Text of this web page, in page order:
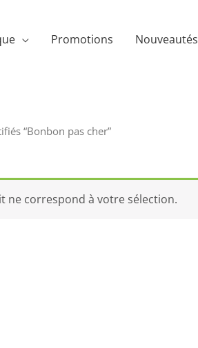
Promotions Nouveautés
“Bonbon pas cher”
ne correspond à votre sélection.